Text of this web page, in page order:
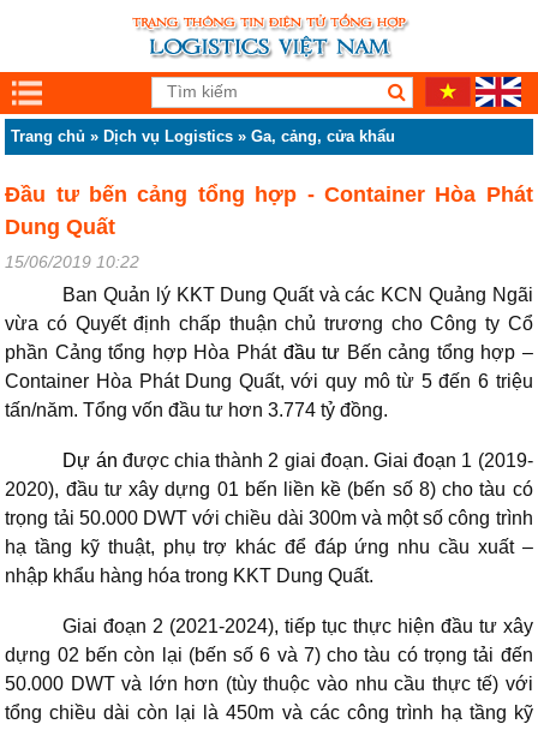
Trang chủ » Dịch vụ Logistics »Ga, cảng, cửa khẩu
Đầu tư bến cảng tổng hợp - Container Hòa Phát
Dung Quất
15/06/2019 10:22
Ban Quản lý KKT Dung Quất và các KCN Quảng Ngãi
vừa có Quyết định chấp thuận chủ trương cho Công ty Cổ
phần Cảng tổng hợp Hòa Phát đầu tư Bến cảng tổng hợp –
Container Hòa Phát Dung Quất, với quy mô từ 5 đến 6 triệu
tấn/năm. Tổng vốn đầu tư hơn 3.774 tỷ đồng.
Dự án được chia thành 2 giai đoạn. Giai đoạn 1 (2019-
2020), đầu tư xây dựng 01 bến liền kề (bến số 8) cho tàu có
trọng tải 50.000 DWT với chiều dài 3​00m và một số công trình
hạ tầng kỹ thuật, phụ trợ khác để đáp ứng nhu cầu xuất –
nhập khẩu hàng hóa trong KKT Dung Quất.
Giai đoạn 2 (2021-2024), tiếp tục thực hiện đầu tư xây
dựng 02 bến còn lại (bến số 6 và 7) cho tàu có trọng tải đến
50.000 DWT và lớn hơn (tùy thuộc vào nhu cầu thực tế) với
tổng chiều dài còn lại là 450m và các công trình hạ tầng kỹ